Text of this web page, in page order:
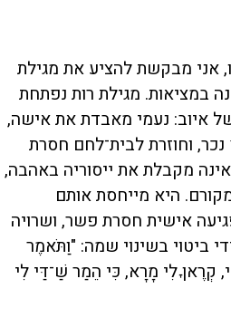
אני מבקשת להציע את מגילת
במציאות. מגילת רות נפתחת
איוב: נעמי מאבדת את אישה,
וחוזרת לבית־לחם חסרת
מקבלת את ייסוריה באהבה,
היא מייחסת אותם
אישית חסרת פשר, ושרויה
ביטוי בשינוי שמה: "וַתֹּאמֶר
קְרֶאןָ לִי מָרָא, כִּי הֵמַר שַׁ־דַּי לִי